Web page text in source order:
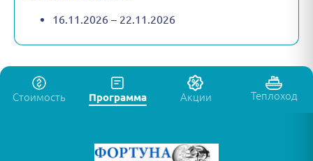
16.11.2026 – 22.11.2026
Стоимость Программа Акции Теплоход